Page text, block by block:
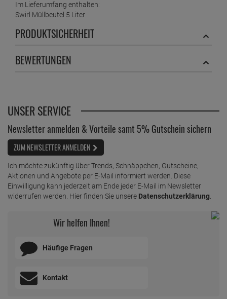
Im Lieferumfang enthalten:
Swirl Müllbeutel 5 Liter
PRODUKTSICHERHEIT
BEWERTUNGEN
UNSER SERVICE
Newsletter anmelden & Vorteile samt 5% Gutschein sichern
ZUM NEWSLETTER ANMELDEN
Ich möchte zukünftig über Trends, Schnäppchen, Gutscheine,
Aktionen und Angebote per E-Mail informiert werden. Diese
Einwilligung kann jederzeit am Ende jeder E-Mail im Newsletter
widerrufen werden. Hier finden Sie unsere Datenschutzerklärung
Wir helfen Ihnen!
Häufige Fragen
Kontakt